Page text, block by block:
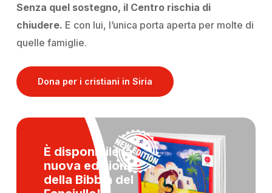
Senza quel sostegno, il Centro rischia di
chiudere. E con lui, l’unica porta aperta per molte di
quelle famiglie.
Dona per i cristiani in Siria
È disponibile la
nuova edizione
della Bibbia del